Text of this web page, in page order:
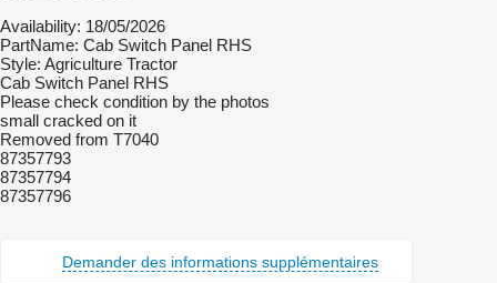
Availability: 18/05/2026
PartName: Cab Switch Panel RHS
Style: Agriculture Tractor
Cab Switch Panel RHS
Please check condition by the photos
small cracked on it
Removed from T7040
87357793
87357794
87357796
Demander des informations supplémentaires